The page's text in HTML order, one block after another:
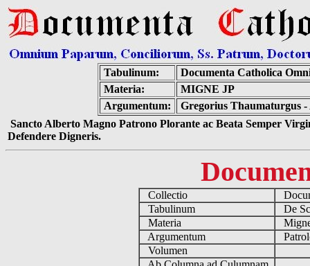
Tabulinum:
Documenta Catholica
Materia:
MIGNE JP
Argumentum:
Gregorius Thaumaturgus
Sancto Alberto Magno Patrono Plorante ac Beata Semper
Defendere Digneris.
Collectio
Tabulinum
De
Materia
Argumentum
Volumen